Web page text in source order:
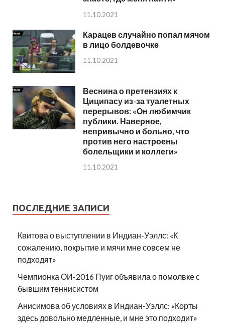
11.10.2021
Карацев случайно попал мячом
в лицо болдевочке
11.10.2021
Веснина о претензиях к
Циципасу из-за туалетных
перерывов: «Он любимчик
публики. Наверное,
непривычно и больно, что
против него настроены
болельщики и коллеги»
11.10.2021
ПОСЛЕДНИЕ ЗАПИСИ
Квитова о выступлении в Индиан-Уэллс: «К
сожалению, покрытие и мячи мне совсем не
подходят»
Чемпионка ОИ-2016 Пуиг объявила о помолвке с
бывшим теннисистом
Анисимова об условиях в Индиан-Уэллс: «Корты
здесь довольно медленные, и мне это подходит»